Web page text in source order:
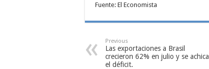
Fuente: El Economista
Previous
Las exportaciones a Brasil
crecieron 62% en julio y se achica
el déficit.